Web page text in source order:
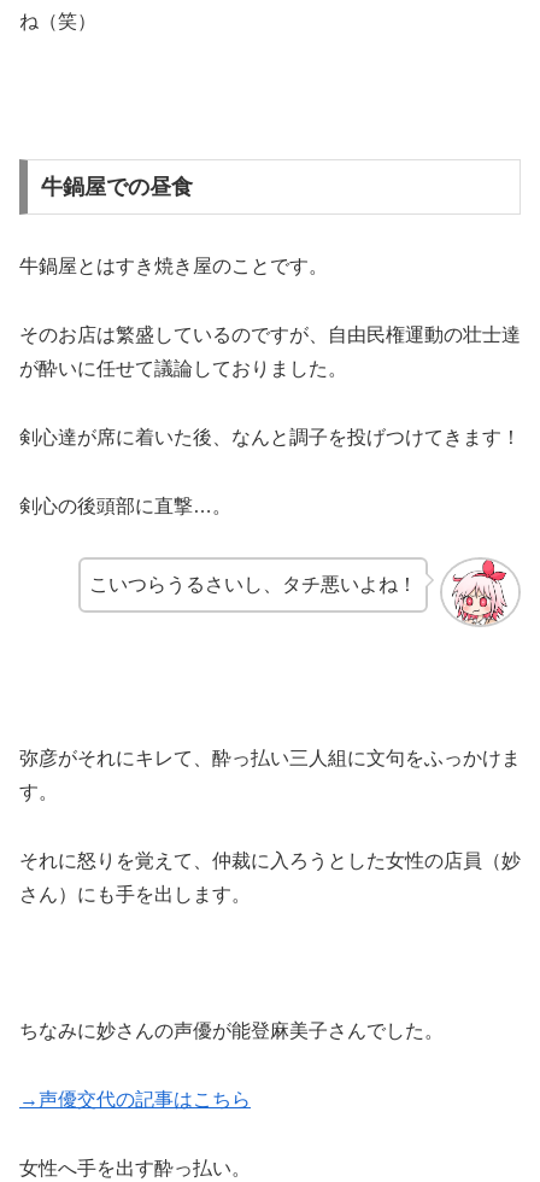
ね（笑）
牛鍋屋での昼食
牛鍋屋とはすき焼き屋のことです。
そのお店は繁盛しているのですが、自由民権運動の壮士達
が酔いに任せて議論しておりました。
剣心達が席に着いた後、なんと調子を投げつけてきます！
剣心の後頭部に直撃…。
こいつらうるさいし、タチ悪いよね！
弥彦がそれにキレて、酔っ払い三人組に文句をふっかけま
す。
それに怒りを覚えて、仲裁に入ろうとした女性の店員（妙
さん）にも手を出します。
ちなみに妙さんの声優が能登麻美子さんでした。
→声優交代の記事はこちら
女性へ手を出す酔っ払い。